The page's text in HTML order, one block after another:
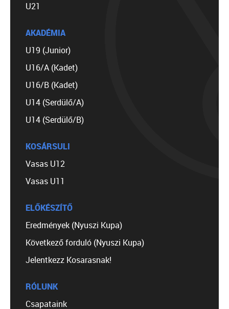
U21
AKADÉMIA
U19 (Junior)
U16/A (Kadet)
U16/B (Kadet)
U14 (Serdülő/A)
U14 (Serdülő/B)
KOSÁRSULI
Vasas U12
Vasas U11
ELŐKÉSZÍTŐ
Eredmények (Nyuszi Kupa)
Következő forduló (Nyuszi Kupa)
Jelentkezz Kosarasnak!
RÓLUNK
Csapataink